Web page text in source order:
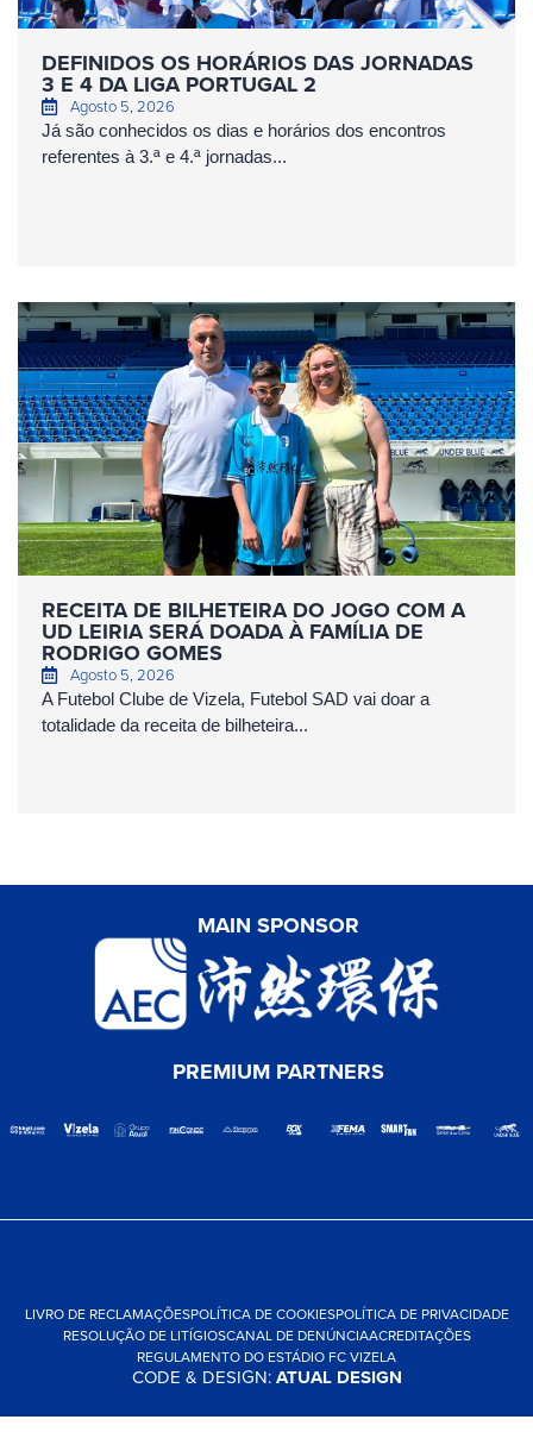
DEFINIDOS OS HORÁRIOS DAS JORNADAS
3 E 4 DA LIGA PORTUGAL 2
Agosto 5, 2026
Já são conhecidos os dias e horários dos encontros
referentes à 3.ª e 4.ª jornadas...
RECEITA DE BILHETEIRA DO JOGO COM A
UD LEIRIA SERÁ DOADA À FAMÍLIA DE
RODRIGO GOMES
Agosto 5, 2026
A Futebol Clube de Vizela, Futebol SAD vai doar a
totalidade da receita de bilheteira...
MAIN SPONSOR
PREMIUM PARTNERS
LIVRO DE RECLAMAÇÕESPOLÍTICA DE COOKIESPOLÍTICA DE PRIVACIDADE
RESOLUÇÃO DE LITÍGIOSCANAL DE DENÚNCIAACREDITAÇÕES
REGULAMENTO DO ESTÁDIO FC VIZELA
CODE & DESIGN:ATUAL DESIGN